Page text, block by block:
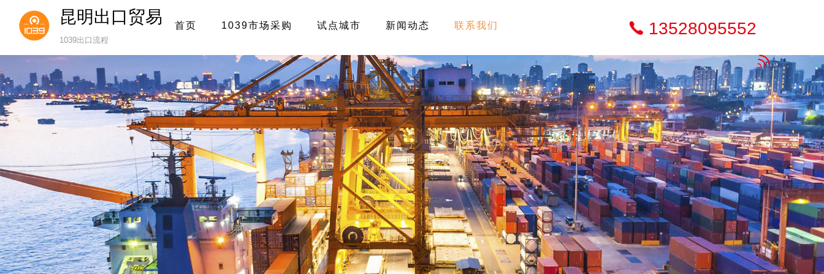
昆明出口贸易
1039出口流程
首页 1039市场采购 试点城市 新闻动态 联系我们 13528095552